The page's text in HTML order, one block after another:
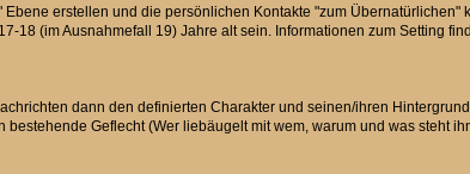
erstellen und die persönlichen Kontakte "zum Übernatürlichen"
(im Ausnahmefall 19) Jahre alt sein. Informationen zum Setting
dann den definierten Charakter und seinen/ihren
Geflecht (Wer liebäugelt mit wem, warum und was steht